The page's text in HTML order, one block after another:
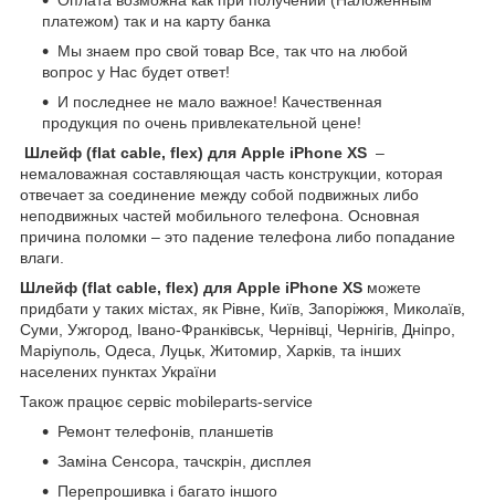
платежом) так и на карту банка
Мы знаем про свой товар Все, так что на любой
вопрос у Нас будет ответ!
И последнее не мало важное! Качественная
продукция по очень привлекательной цене!
Шлейф (flat cable, flex) для Apple iPhone XS –
немаловажная составляющая часть конструкции, которая
отвечает за соединение между собой подвижных либо
неподвижных частей мобильного телефона. Основная
причина поломки – это падение телефона либо попадание
влаги.
Шлейф (flat cable, flex) для Apple iPhone XS можете
придбати у таких містах, як Рівне, Київ, Запоріжжя, Миколаїв,
Суми, Ужгород, Івано-Франківськ, Чернівці, Чернігів, Дніпро,
Маріуполь, Одеса, Луцьк, Житомир, Харків, та інших
населених пунктах України
Також працює сервіс mobileparts-service
Ремонт телефонів, планшетів
Заміна Сенсора, тачскрін, дисплея
Перепрошивка і багато іншого